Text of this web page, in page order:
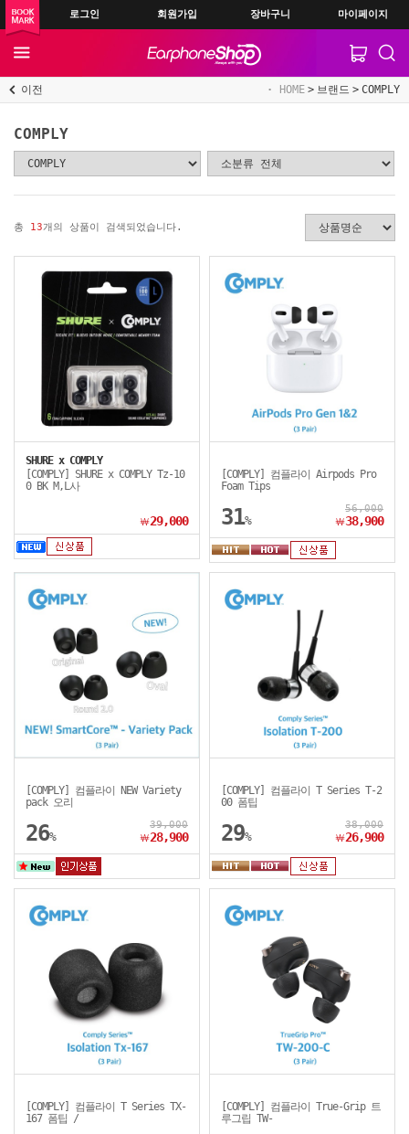
로그인 회원가입 장바구니 마이페이지
이전 HOME 브랜드 COMPLY
COMPLY
총 13개의 상품이 검색되었습니다.
SHURE x COMPLY
[COMPLY] SHURE x COMPLY Tz-10
0 BK M,L사
￦29,000
[COMPLY] 컴플라이 Airpods Pro
Foam Tips
31%
56,000
￦38,900
[COMPLY] 컴플라이 NEW Variety
pack 오리
26%
39,000
￦28,900
[COMPLY] 컴플라이 T Series T-2
00 폼팁
29%
38,000
￦26,900
[COMPLY] 컴플라이 T Series TX-
167 폼팁 /
[COMPLY] 컴플라이 True-Grip 트
루그립 TW-